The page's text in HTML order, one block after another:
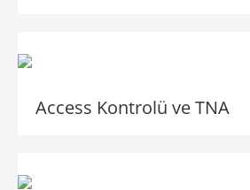
Access Kontrolü ve TNA